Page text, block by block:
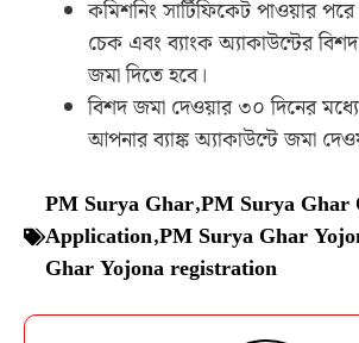
কমিশনিং সার্টিফিকেট পাওয়ার
চেক এবং ব্যাংক অ্যাকাউন্টের
জমা দিতে হবে।
বিশদ জমা দেওয়ার ৩০ দিনের
আপনার ব্যাঙ্ক অ্যাকাউন্টে জমা
PM Surya Ghar,PM Surya Ghar
Application,PM Surya Ghar
Ghar Yojona registration